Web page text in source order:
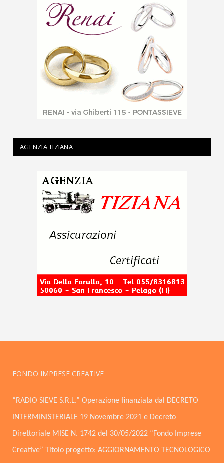
AGENZIA TIZIANA
FONDO IMPRESE CREATIVE
“RADIO SIEVE S.R.L.” Operazione finanziata dal DECRETO
INTERMINISTERIALE 19 Novembre 2021 e Decreto
Direttoriale MISE N. 1742 del 30/05/2022 “Fondo Imprese
Creative” Titolo progetto: AGGIORNAMENTO TECNOLOGICO